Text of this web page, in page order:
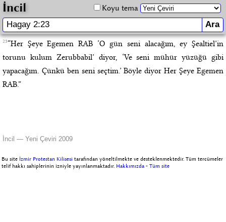
İncil Koyu tema
23“Her Şeye Egemen RAB ‘O gün seni alacağım, ey Şealtiel’in
torunu kulum Zerubbabil’ diyor, ‘Ve seni mühür yüzüğü gibi
yapacağım. Çünkü ben seni seçtim.’ Böyle diyor Her Şeye Egemen
RAB.”
İncil — Yeni Çeviri 2009
Bu site İzmir Protestan Kilisesi tarafından yöneltilmekte ve desteklenmektedir. Tüm tercümeler
telif hakkı sahiplerinin izniyle yayınlanmaktadır. Hakkımızda -Tüm site